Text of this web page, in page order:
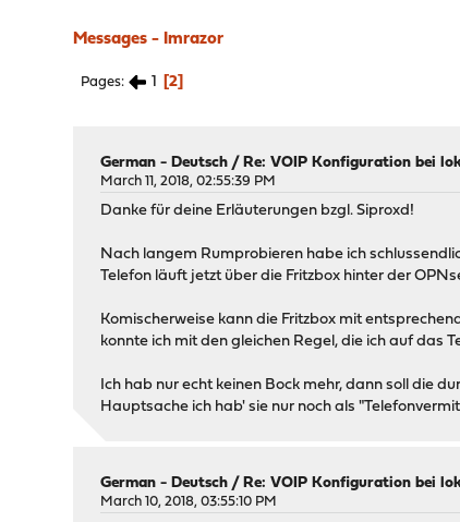
Messages - Imrazor
Pages 1 2
German - Deutsch /Re: VOIP Konfiguration bei
March 11, 2018, 02:55:39 PM
Danke für deine Erläuterungen bzgl. Siproxd!
Nach langem Rumprobieren habe ich
Telefon läuft jetzt über die Fritzbox hinter der
Komischerweise kann die Fritzbox mit
konnte ich mit den gleichen Regel, die ich auf das
Ich hab nur echt keinen Bock mehr, dann soll die
Hauptsache ich hab' sie nur noch als
German - Deutsch /Re: VOIP Konfiguration bei
March 10, 2018, 03:55:10 PM